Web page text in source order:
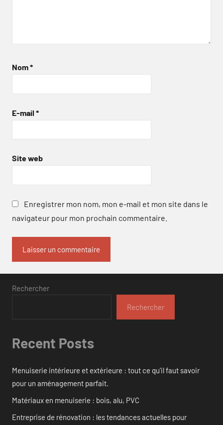
Nom*
E-mail *
Site web
Enregistrer mon nom, mon e-mail et mon site dans le
navigateur pour mon prochain commentaire.
Rechercher
Rechercher
Recent Posts
Menuiserie intérieure et extérieure : tout ce qu’il faut savoir
pour un aménagement parfait.
Matériaux en menuiserie : bois, alu, PVC
Entreprise de rénovation : les tendances actuelles pour